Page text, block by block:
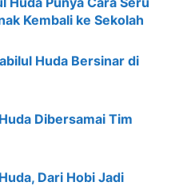
Kembali ke Sekolah
Huda Bersinar di
Dibersamai Tim
Dari Hobi Jadi